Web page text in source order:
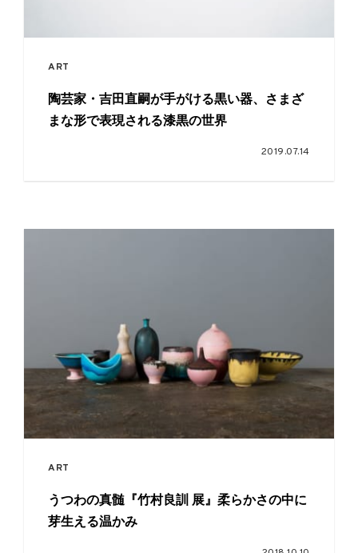
ART
陶芸家・吉田直嗣が手がける黒い器、さまざ
まな形で表現される漆黒の世界
2019.07.14
ART
うつわの真髄『竹村良訓 展』柔らかさの中に
芽生える温かみ